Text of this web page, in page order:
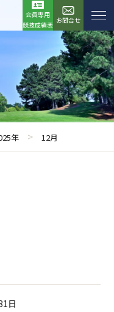
会員専用
競技成績表
お問合せ
年 > 12月
日